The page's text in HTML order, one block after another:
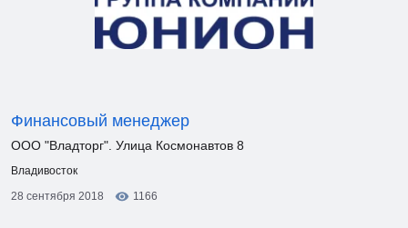
Финансовый менеджер
ООО "Владторг". Улица Космонавтов 8
Владивосток
28 сентября 2018
1166